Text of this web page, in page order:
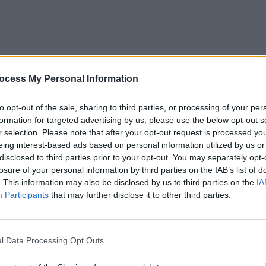
My Personal Information
opt-out of the sale, sharing to third parties, or processing of your
for targeted advertising by us, please use the below opt-out
selection. Please note that after your opt-out request is processed
interest-based ads based on personal information utilized by us
to third parties prior to your opt-out. You may separately
of your personal information by third parties on the IAB’s list of
This information may also be disclosed by us to third parties on the
Participants that may further disclose it to other third parties.
Data Processing Opt Outs
sunt deschise şi către cele mai noi sisteme de
de criptomonede, dintre care în mod cert că o
monedă cripto? Vom afla împreună în rândurile
jocul la sloturi
care ne vine în minte şi la care în mod
numele de Bitcoin. Este un pionier în domeniul